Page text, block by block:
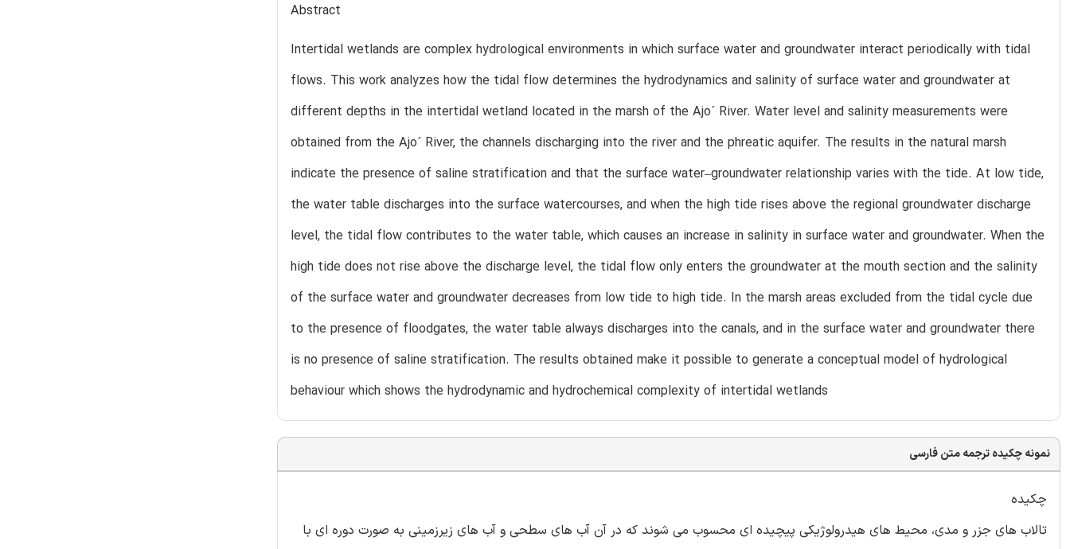
Abstract
Intertidal wetlands are complex hydrological environments in which surface water and groundwater interact periodically with tidal
flows. This work analyzes how the tidal flow determines the hydrodynamics and salinity of surface water and groundwater at
different depths in the intertidal wetland located in the marsh of the Ajo´ River. Water level and salinity measurements were
obtained from the Ajo´ River, the channels discharging into the river and the phreatic aquifer. The results in the natural marsh
indicate the presence of saline stratification and that the surface water–groundwater relationship varies with the tide. At low tide,
the water table discharges into the surface watercourses, and when the high tide rises above the regional groundwater discharge
level, the tidal flow contributes to the water table, which causes an increase in salinity in surface water and groundwater. When the
high tide does not rise above the discharge level, the tidal flow only enters the groundwater at the mouth section and the salinity
of the surface water and groundwater decreases from low tide to high tide. In the marsh areas excluded from the tidal cycle due
to the presence of floodgates, the water table always discharges into the canals, and in the surface water and groundwater there
is no presence of saline stratification. The results obtained make it possible to generate a conceptual model of hydrological
behaviour which shows the hydrodynamic and hydrochemical complexity of intertidal wetlands
نمونه چکیده ترجمه متن فارسی
چکیده
تالاب های جزر و مدی، محیط های هیدرولوژیکی پیچیده ای محسوب می شوند که در آن آب های سطحی و آب های زیرزمینی به صورت دوره ای با